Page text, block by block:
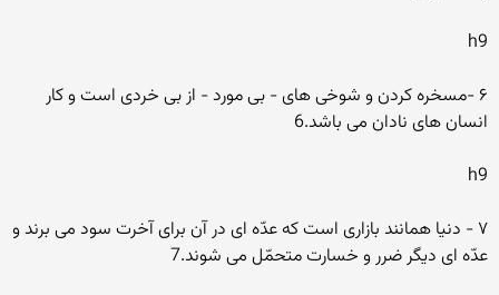
h9
۶ -مسخره کردن و شوخى هاى - بى مورد - از بى خردى است و کار
انسان هاى نادان مى باشد.6
h9
۷ - دنیا همانند بازارى است که عدّه اى در آن براى آخرت سود مى برند و
عدّه اى دیگر ضرر و خسارت متحمّل مى شوند.7